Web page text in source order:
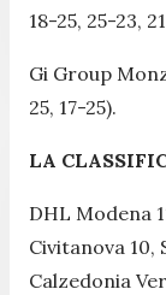
18-25, 25-23,
Gi Group
25, 17-25).
LA
DHL Modena
Civitanova 10,
Calzedonia